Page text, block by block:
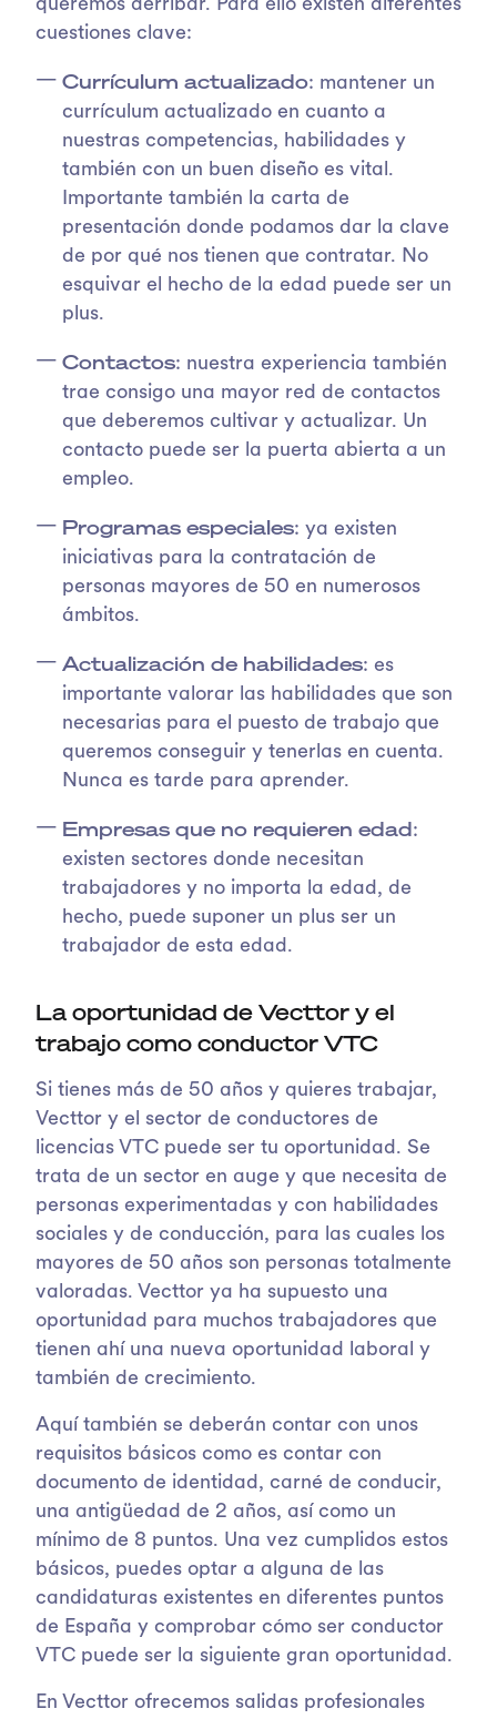
queremos derribar. Para ello existen diferentes
cuestiones clave:
Currículum actualizado: mantener un
currículum actualizado en cuanto a
nuestras competencias, habilidades y
también con un buen diseño es vital.
Importante también la carta de
presentación donde podamos dar la clave
de por qué nos tienen que contratar. No
esquivar el hecho de la edad puede ser un
plus.
Contactos: nuestra experiencia también
trae consigo una mayor red de contactos
que deberemos cultivar y actualizar. Un
contacto puede ser la puerta abierta a un
empleo.
Programas especiales: ya existen
iniciativas para la contratación de
personas mayores de 50 en numerosos
ámbitos.
Actualización de habilidades: es
importante valorar las habilidades que son
necesarias para el puesto de trabajo que
queremos conseguir y tenerlas en cuenta.
Nunca es tarde para aprender.
Empresas que no requieren edad:
existen sectores donde necesitan
trabajadores y no importa la edad, de
hecho, puede suponer un plus ser un
trabajador de esta edad.
La oportunidad de Vecttor y el
trabajo como conductor VTC
Si tienes más de 50 años y quieres trabajar,
Vecttor y el sector de conductores de
licencias VTC puede ser tu oportunidad. Se
trata de un sector en auge y que necesita de
personas experimentadas y con habilidades
sociales y de conducción, para las cuales los
mayores de 50 años son personas totalmente
valoradas. Vecttor ya ha supuesto una
oportunidad para muchos trabajadores que
tienen ahí una nueva oportunidad laboral y
también de crecimiento.
Aquí también se deberán contar con unos
requisitos básicos como es contar con
documento de identidad, carné de conducir,
una antigüedad de 2 años, así como un
mínimo de 8 puntos. Una vez cumplidos estos
básicos, puedes optar a alguna de las
candidaturas existentes en diferentes puntos
de España y comprobar cómo ser conductor
VTC puede ser la siguiente gran oportunidad.
En Vecttor ofrecemos salidas profesionales